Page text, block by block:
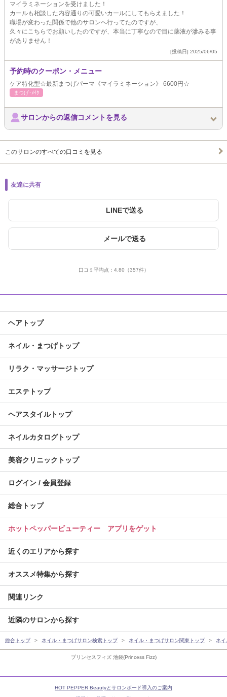
プリンセスフィズ 池袋(Princess Fizz)
マイラミネーションを受けました！
カールも相談した内容通りの可愛いカールにしてもらえました！
職場が変わった関係で他のサロンへ行ってたのですが、
久々にこちらでお願いしたのですが、本当に丁寧なので目に薬液が滲みる事
がありません！
[投稿日] 2025/06/05
予約時のクーポン・メニュー
ケア特化型☆最新まつげパーマ《マイラミネーション》 6600円☆
まつげ･ﾒｲｸ
サロンからの返信コメントを見る
このサロンのすべての口コミを見る
友達に共有
LINEで送る
メールで送る
口コミ平均点： 4.80 （357件）
ヘアトップ
ネイル・まつげトップ
リラク・マッサージトップ
エステトップ
ヘアスタイルトップ
ネイルカタログトップ
美容クリニックトップ
ログイン / 会員登録
総合トップ
ホットペッパービューティー アプリをゲット
近くのエリアから探す
オススメ特集から探す
関連リンク
近隣のサロンから探す
総合トップ ネイル・まつげサロン検索トップ ネイル・まつげサロン関東トップ ネ
HOT PEPPER Beautyとサロンボード導入のご案内